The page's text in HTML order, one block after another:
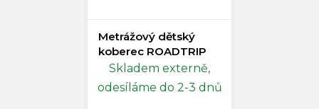
Metrážový dětský
koberec ROADTRIP
Skladem externě,
odesíláme do 2-3 dnů